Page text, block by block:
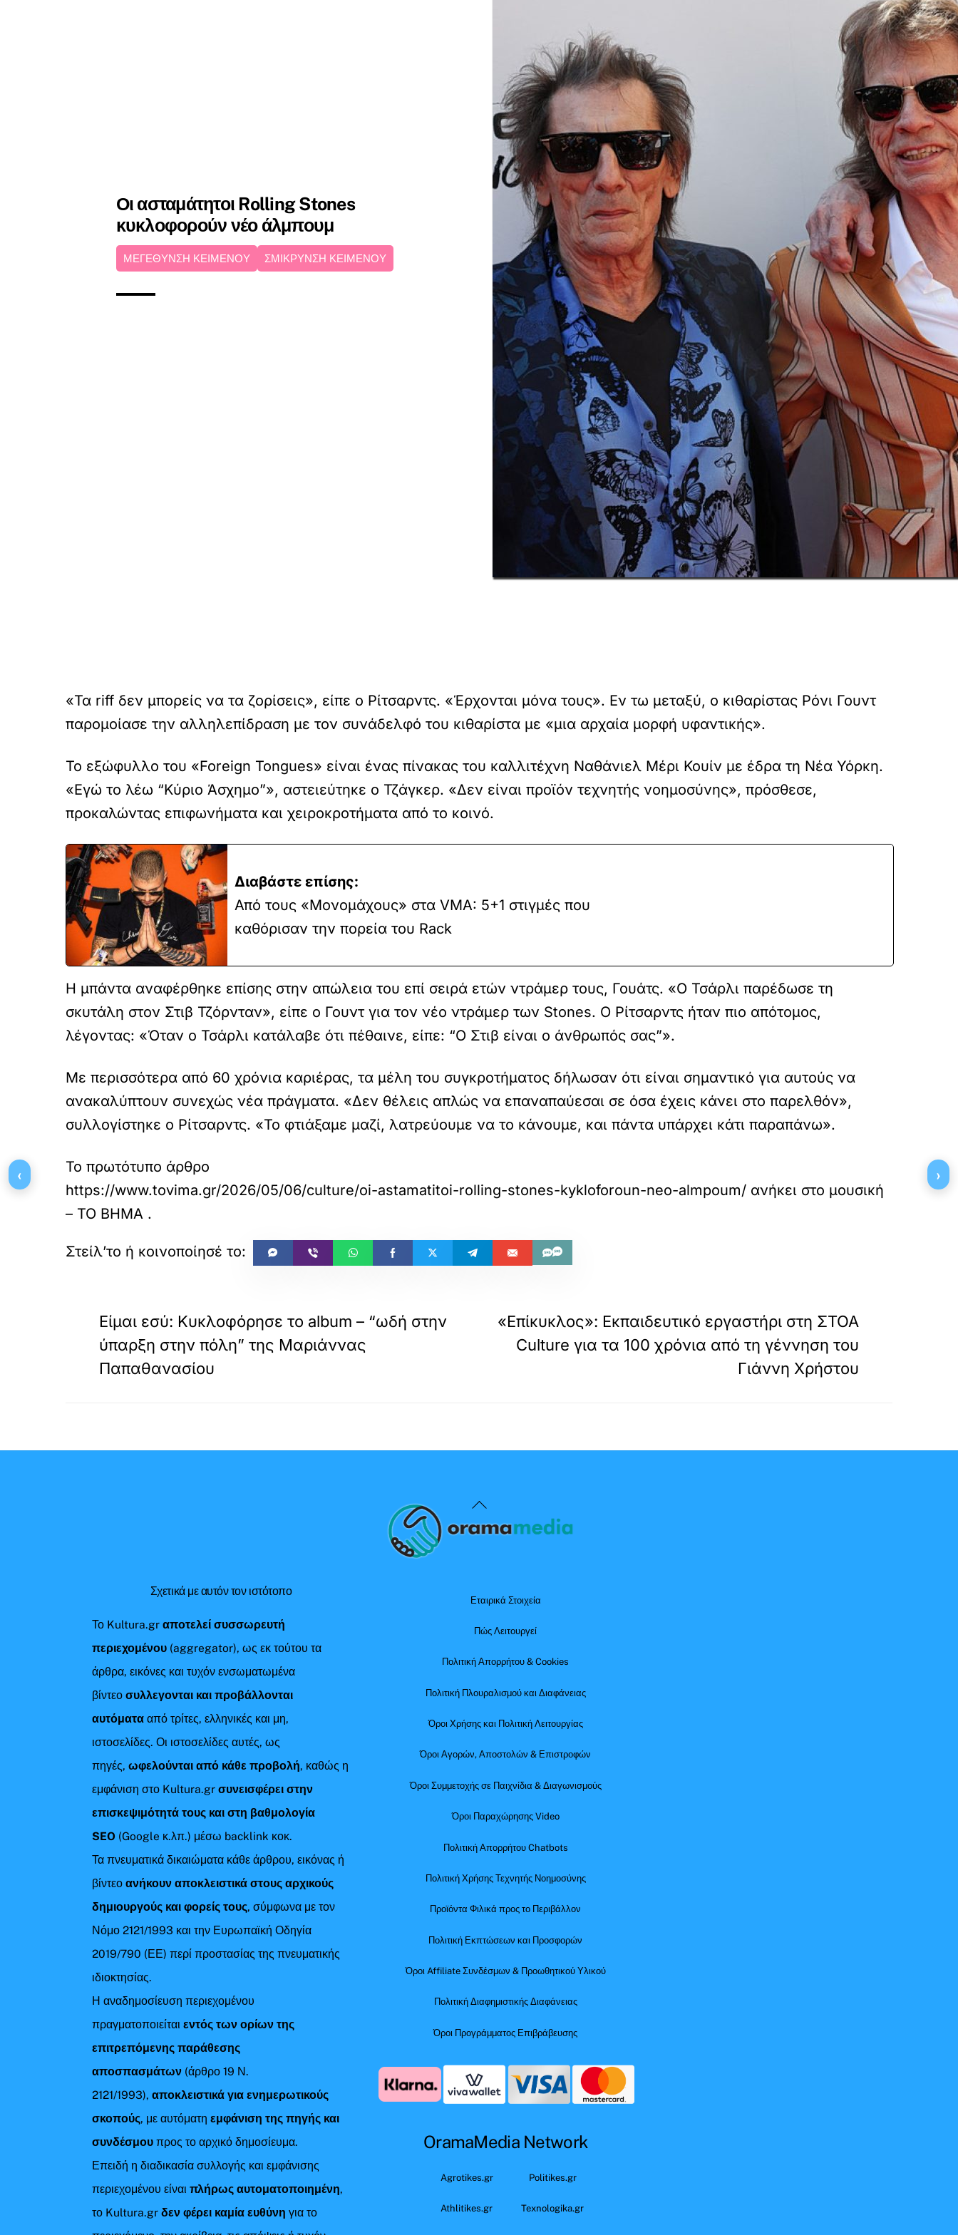
Οι ασταμάτητοι Rolling Stones
κυκλοφορούν νέο άλμπουμ
ΜΕΓΕΘΥΝΣΗ ΚΕΙΜΕΝΟΥ ΣΜΙΚΡΥΝΣΗ ΚΕΙΜΕΝΟΥ
«Τα riff δεν μπορείς να τα ζορίσεις», είπε ο Ρίτσαρντς. «Έρχονται μόνα τους». Εν τω μεταξύ, ο κιθαρίστας Ρόνι Γουντ
παρομοίασε την αλληλεπίδραση με τον συνάδελφό του κιθαρίστα με «μια αρχαία μορφή υφαντικής».
Το εξώφυλλο του «Foreign Tongues» είναι ένας πίνακας του καλλιτέχνη Ναθάνιελ Μέρι Κουίν με έδρα τη Νέα Υόρκη.
«Εγώ το λέω “Κύριο Άσχημο”», αστειεύτηκε ο Τζάγκερ. «Δεν είναι προϊόν τεχνητής νοημοσύνης», πρόσθεσε,
προκαλώντας επιφωνήματα και χειροκροτήματα από το κοινό.
Διαβάστε επίσης:
Από τους «Μονομάχους» στα VMA: 5+1 στιγμές που
καθόρισαν την πορεία του Rack
Η μπάντα αναφέρθηκε επίσης στην απώλεια του επί σειρά ετών ντράμερ τους, Γουάτς. «Ο Τσάρλι παρέδωσε τη
σκυτάλη στον Στιβ Τζόρνταν», είπε ο Γουντ για τον νέο ντράμερ των Stones. Ο Ρίτσαρντς ήταν πιο απότομος,
λέγοντας: «Όταν ο Τσάρλι κατάλαβε ότι πέθαινε, είπε: “Ο Στιβ είναι ο άνθρωπός σας”».
Με περισσότερα από 60 χρόνια καριέρας, τα μέλη του συγκροτήματος δήλωσαν ότι είναι σημαντικό για αυτούς να
ανακαλύπτουν συνεχώς νέα πράγματα. «Δεν θέλεις απλώς να επαναπαύεσαι σε όσα έχεις κάνει στο παρελθόν»,
συλλογίστηκε ο Ρίτσαρντς. «Το φτιάξαμε μαζί, λατρεύουμε να το κάνουμε, και πάντα υπάρχει κάτι παραπάνω».
Το πρωτότυπο άρθρο
https://www.tovima.gr/2026/05/06/culture/oi-astamatitoi-rolling-stones-kykloforoun-neo-almpoum/ ανήκει στο μουσική
– ΤΟ ΒΗΜΑ .
Είμαι εσύ: Κυκλοφόρησε το album – “ωδή στην
ύπαρξη στην πόλη” της Μαριάννας
Παπαθανασίου
«Επίκυκλος»: Εκπαιδευτικό εργαστήρι στη ΣΤΟΑ
Culture για τα 100 χρόνια από τη γέννηση του
Γιάννη Χρήστου
Back
To
Σχετικά με αυτόν τον ιστότοπο
Το Kultura.grαποτελεί συσσωρευτή
περιεχομένου (aggregator), ως εκ τούτου τα
άρθρα, εικόνες και τυχόν ενσωματωμένα
βίντεοσυλλεγονται και προβάλλονται
αυτόματααπό τρίτες, ελληνικές και μη,
ιστοσελίδες. Οι ιστοσελίδες αυτές, ως
πηγές,ωφελούνται από κάθε προβολή, καθώς η
εμφάνιση στο Kultura.gr συνεισφέρει στην
επισκεψιμότητά τους και στη βαθμολογία
SEO (Google κ.λπ.) μέσω backlink κοκ.
Τα πνευματικά δικαιώματα κάθε άρθρου, εικόνας ή
βίντεοανήκουν αποκλειστικά στους αρχικούς
δημιουργούς και φορείς τους, σύμφωνα με τον
Νόμο 2121/1993 και την Ευρωπαϊκή Οδηγία
2019/790 (ΕΕ) περί προστασίας της πνευματικής
ιδιοκτησίας.
Η αναδημοσίευση περιεχομένου
πραγματοποιείταιεντός των ορίων της
επιτρεπόμενης παράθεσης
αποσπασμάτων (άρθρο 19 Ν.
2121/1993), αποκλειστικά για ενημερωτικούς
σκοπούς, με αυτόματηεμφάνιση της πηγής και
συνδέσμου προς το αρχικό δημοσίευμα.
Επειδή η διαδικασία συλλογής και εμφάνισης
περιεχομένου είναιπλήρως αυτοματοποιημένη,
το Kultura.grδεν φέρει καμία ευθύνη για το
Εταιρικά Στοιχεία
Πώς Λειτουργεί
Πολιτική Απορρήτου & Cookies
Πολιτική Πλουραλισμού και Διαφάνειας
Όροι Χρήσης και Πολιτική Λειτουργίας
Όροι Αγορών, Αποστολών & Επιστροφών
Όροι Συμμετοχής σε Παιχνίδια & Διαγωνισμούς
Όροι Παραχώρησης Video
Πολιτική Απορρήτου Chatbots
Πολιτική Χρήσης Τεχνητής Νοημοσύνης
Προϊόντα Φιλικά προς το Περιβάλλον
Πολιτική Εκπτώσεων και Προσφορών
Όροι Affiliate Συνδέσμων & Προωθητικού Υλικού
Πολιτική Διαφημιστικής Διαφάνειας
Όροι Προγράμματος Επιβράβευσης
OramaMedia Network
Agrotikes.gr Politikes.gr
Athlitikes.gr Texnologika.gr
‹ ›